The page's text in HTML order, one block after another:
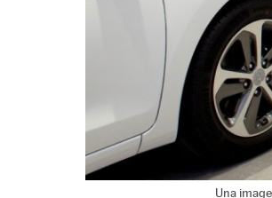
Una